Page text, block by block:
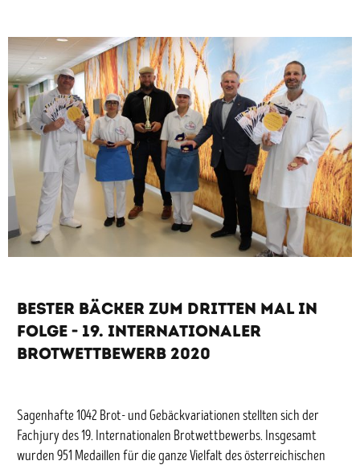
Bester Bäcker zum dritten Mal in
Folge - 19. Internationaler
Brotwettbewerb 2020
Sagenhafte 1042 Brot- und Gebäckvariationen stellten sich der
Fachjury des 19. Internationalen Brotwettbewerbs. Insgesamt
wurden 951 Medaillen für die ganze Vielfalt des österreichischen